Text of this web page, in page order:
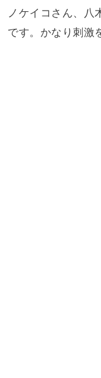
ノケイコさん、八
です。かなり刺激